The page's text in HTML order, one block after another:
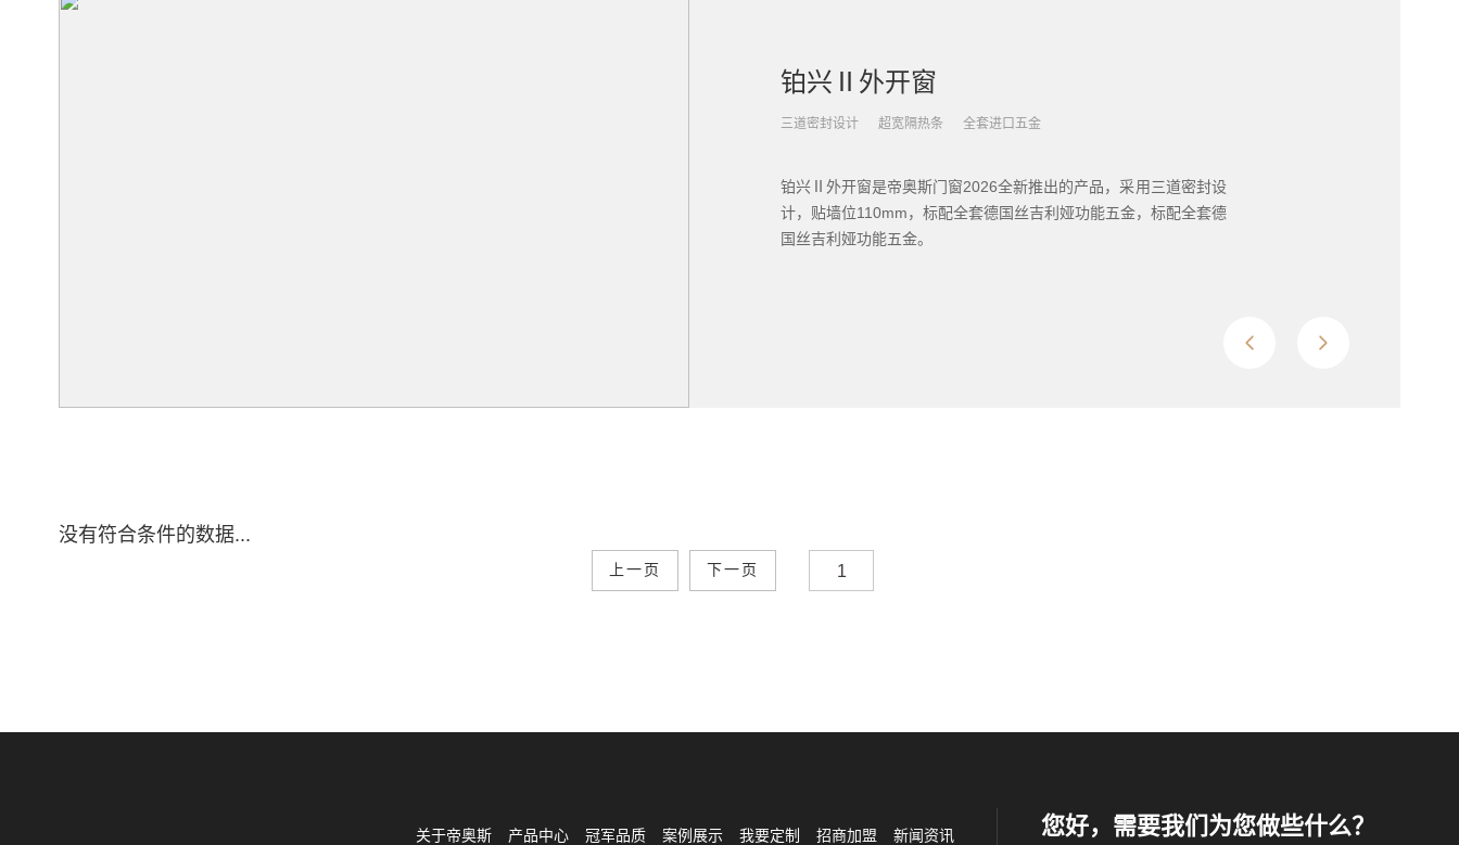
铂兴Ⅱ外开窗
三道密封设计 超宽隔热条 全套进口五金
铂兴Ⅱ外开窗是帝奥斯门窗2026全新推出的产品，采用三道密封设
计，贴墙位110mm，标配全套德国丝吉利娅功能五金，标配全套德
国丝吉利娅功能五金。
没有符合条件的数据...
上一页 下一页
关于帝奥斯 产品中心 冠军品质 案例展示 我要定制 招商加盟 新闻资讯 您好，需要我们为您做些什么？